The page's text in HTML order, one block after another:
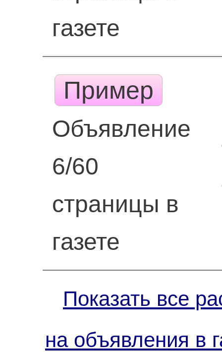
газете
Пример
Объявление
6/60
страницы в
газете
Показать все
на объявления в